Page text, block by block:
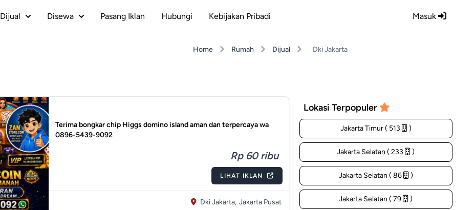
Masuk
Dijual Disewa Pasang Iklan Hubungi Kebijakan Pribadi
Home Rumah Dijual Dki Jakarta
Terima bongkar chip Higgs domino island aman dan terpercaya wa
0896-5439-9092
Rp 60 ribu
LIHAT IKLAN
Dki Jakarta, Jakarta Pusat
Lokasi Terpopuler
Jakarta Timur ( 513 )
Jakarta Selatan ( 233 )
Jakarta Selatan ( 86 )
Jakarta Selatan ( 79 )